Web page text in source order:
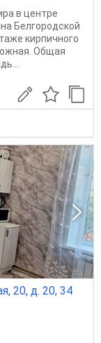
в центре
Белгородской
кирпичного
Общая
20, д. 20, 34